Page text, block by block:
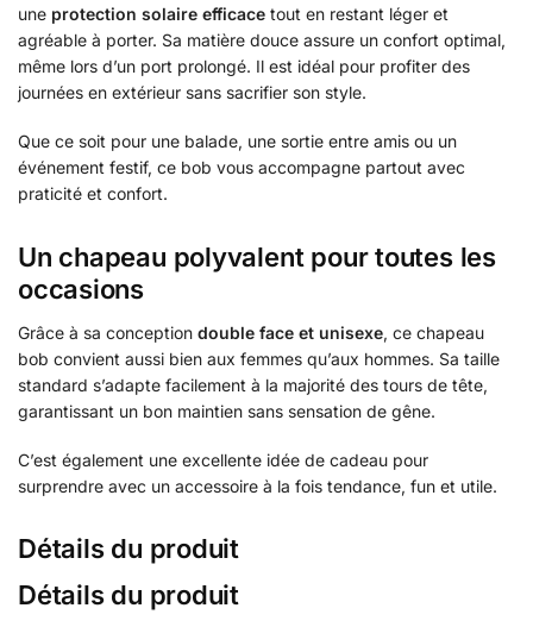
une protection solaire efficace tout en restant léger et
agréable à porter. Sa matière douce assure un confort optimal,
même lors d’un port prolongé. Il est idéal pour profiter des
journées en extérieur sans sacrifier son style.
Que ce soit pour une balade, une sortie entre amis ou un
événement festif, ce bob vous accompagne partout avec
praticité et confort.
Un chapeau polyvalent pour toutes les
occasions
Grâce à sa conception double face et unisexe, ce chapeau
bob convient aussi bien aux femmes qu’aux hommes. Sa taille
standard s’adapte facilement à la majorité des tours de tête,
garantissant un bon maintien sans sensation de gêne.
C’est également une excellente idée de cadeau pour
surprendre avec un accessoire à la fois tendance, fun et utile.
Détails du produit
Détails du produit